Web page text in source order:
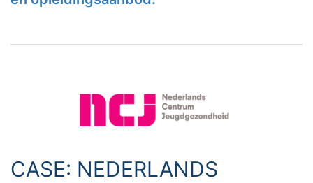
CASE: NEDERLANDS